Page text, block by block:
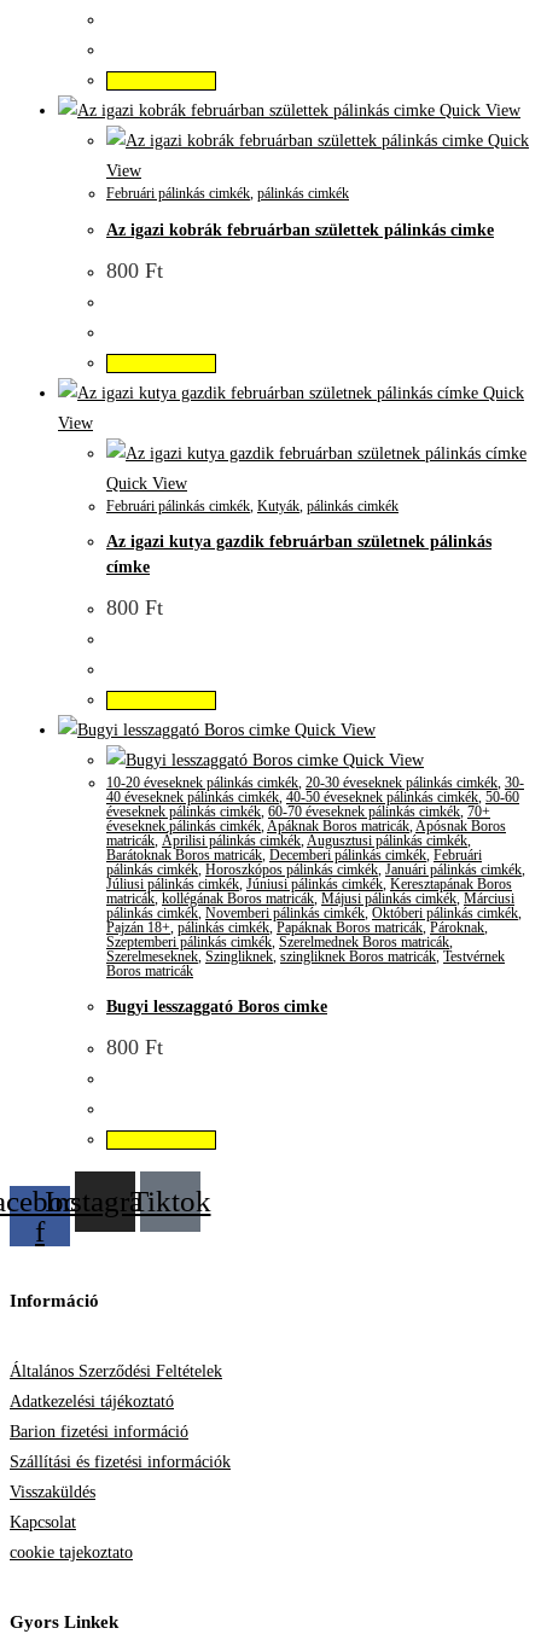
Quick View
Quick
View
Februári pálinkás cimkék, pálinkás cimkék
Az igazi kobrák februárban születtek pálinkás cimke
800 Ft
Quick
View
Quick View
Februári pálinkás cimkék Kutyák pálinkás cimkék
Az igazi kutya gazdik februárban születnek pálinkás
címke
800 Ft
Quick View
Quick View
10-20 éveseknek pálinkás cimkék 20-30 éveseknek pálinkás cimkék 30-
40 éveseknek pálinkás cimkék 40-50 éveseknek pálinkás cimkék 50-60
éveseknek pálinkás cimkék 60-70 éveseknek pálinkás cimkék 70+
éveseknek pálinkás cimkék Apáknak Boros matricák Apósnak Boros
matricák Áprilisi pálinkás cimkék Augusztusi pálinkás cimkék
Barátoknak Boros matricák Decemberi pálinkás cimkék Februári
pálinkás cimkék Horoszkópos pálinkás cimkék Januári pálinkás cimkék
Júliusi pálinkás cimkék Júniusi pálinkás cimkék Keresztapának Boros
matricák kollégának Boros matricák Májusi pálinkás cimkék Márciusi
pálinkás cimkék Novemberi pálinkás cimkék, Októberi pálinkás cimkék
Pajzán 18+ pálinkás cimkék ,Papáknak Boros matricák ,Pároknak
Szeptemberi pálinkás cimkék Szerelmednek Boros matricák
Szerelmeseknek Szingliknek szingliknek Boros matricák Testvérnek
Boros matricák
Bugyi lesszaggató Boros cimke
800 Ft
f
InstagramTiktok
Információ
Általános Szerződési Feltételek
Adatkezelési tájékoztató
Barion fizetési információ
Szállítási és fizetési információk
Visszaküldés
Kapcsolat
cookie tajekoztato
Gyors Linkek